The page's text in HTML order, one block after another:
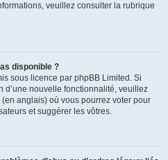
veuillez consulter la rubrique
disponible ?
sous licence par phpBB Limited. Si
d’une nouvelle fonctionnalité, veuillez
(en anglais) où vous pourrez voter pour
et suggérer les vôtres.